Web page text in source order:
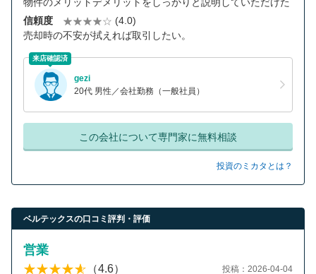
信頼度
(4.0)
売却時の不安が拭えれば取引したい。
来店確認済
gezi
20代 男性／会社勤務（一般社員）
この会社について専門家に無料相談
投資のミカタとは？
ベルテックスの口コミ評判・評価
営業
（4.6） 投稿：2026-04-04